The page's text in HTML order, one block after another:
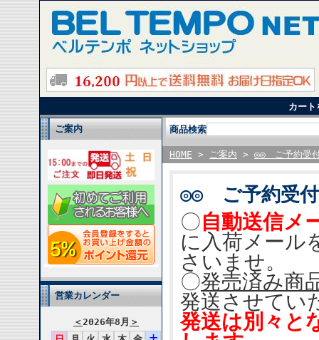
カート
ご案内
営業カレンダー
＜2026年8月 ＞
商品検索
HOME > ご案内 > ◎◎ ご予約受
◎◎ ご予約受
〇自動送信メ
に入荷メール
さいませ。
〇発売済み商
発送させてい
発送は別々と